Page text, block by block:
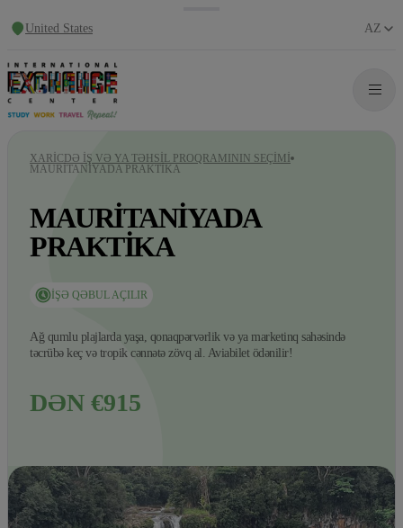
United States AZ
XARICDƏ IŞ VƏ YA TƏHSIL PROQRAMININ SEÇIMI
MAURITANIYADA PRAKTIKA
MAURITANIYADA
PRAKTIKA
İŞƏ QƏBUL AÇILIR
Ağ qumlu plajlarda yaşa, qonaqpərvərlik və ya marketinq sahəsində
təcrübə keç və tropik cənnətə zövq al. Aviabilet ödənilir!
DƏN €915